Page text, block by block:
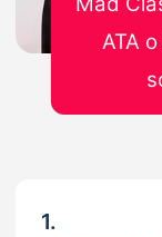
1.
ATA